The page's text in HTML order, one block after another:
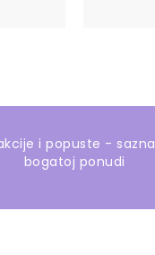
i popuste -
bogatoj ponudi